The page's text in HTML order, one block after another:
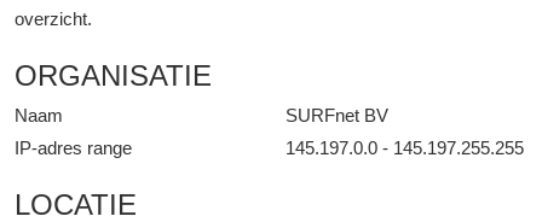
overzicht.
ORGANISATIE
Naam
SURFnet BV
IP-adres range
145.197.0.0 - 145.197.255.255
LOCATIE